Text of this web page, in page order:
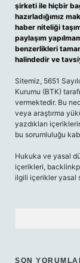
şirketi ile hiçbir
hazırladığımız
haber niteliği
paylaşım
benzerlikleri
halindedir ve
Sitemiz, 5651
Kurumu (BTK)
vermektedir. Bu
veya araştırma
yazdıkları
bu sorumluluğu
Hukuka ve yasal
içerikleri,
ilgili içerikler yasal
SON